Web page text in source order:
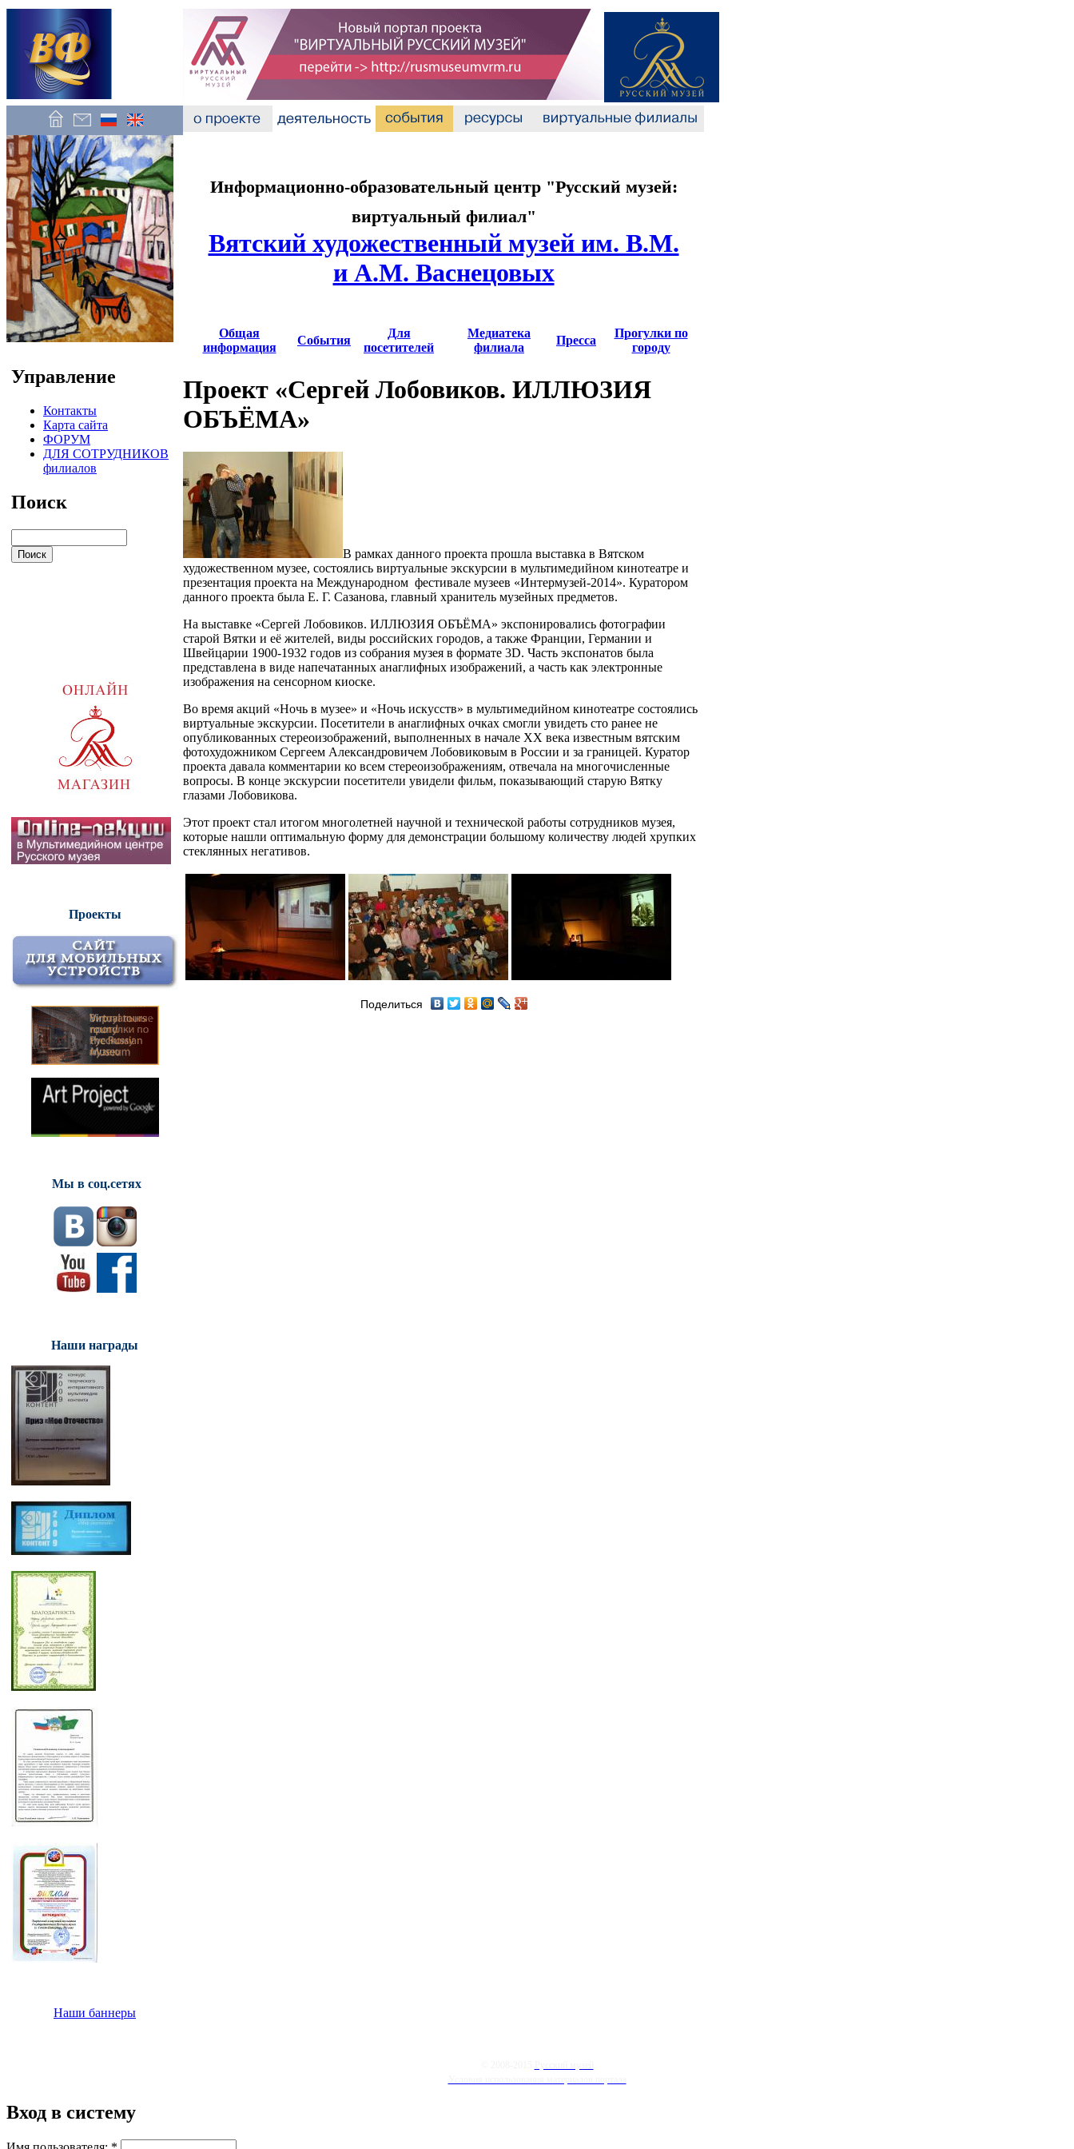
Управление
Контакты
Карта сайта
ФОРУМ
ДЛЯ СОТРУДНИКОВ
филиалов
Поиск
Проекты
Мы в соц.сетях
Наши награды
Наши баннеры
Информационно-образовательный центр "Русский музей:
виртуальный филиал"
Вятский художественный музей им. В.М.
и А.М. Васнецовых
Общая
информация
События
Для
посетителей
Медиатека
филиала
Пресса
Прогулки по
городу
Проект «Сергей Лобовиков. ИЛЛЮЗИЯ
ОБЪЁМА»
В рамках данного проекта прошла выставка в Вятском
художественном музее, состоялись виртуальные экскурсии в мультимедийном кинотеатре и
презентация проекта на Международном фестивале музеев «Интермузей-2014». Куратором
данного проекта была Е. Г. Сазанова, главный хранитель музейных предметов.
На выставке «Сергей Лобовиков. ИЛЛЮЗИЯ ОБЪЁМА» экспонировались фотографии
старой Вятки и её жителей, виды российских городов, а также Франции, Германии и
Швейцарии 1900-1932 годов из собрания музея в формате 3D. Часть экспонатов была
представлена в виде напечатанных анаглифных изображений, а часть как электронные
изображения на сенсорном киоске.
Во время акций «Ночь в музее» и «Ночь искусств» в мультимедийном кинотеатре состоялись
виртуальные экскурсии. Посетители в анаглифных очках смогли увидеть сто ранее не
опубликованных стереоизображений, выполненных в начале XX века известным вятским
фотохудожником Сергеем Александровичем Лобовиковым в России и за границей. Куратор
проекта давала комментарии ко всем стереоизображениям, отвечала на многочисленные
вопросы. В конце экскурсии посетители увидели фильм, показывающий старую Вятку
глазами Лобовикова.
Этот проект стал итогом многолетней научной и технической работы сотрудников музея,
которые нашли оптимальную форму для демонстрации большому количеству людей хрупких
стеклянных негативов.
Поделиться
Вход в систему